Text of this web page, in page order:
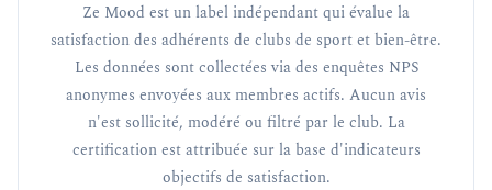
Ze Mood est un label indépendant qui évalue la
satisfaction des adhérents de clubs de sport et bien-être.
Les données sont collectées via des enquêtes NPS
anonymes envoyées aux membres actifs. Aucun avis
n'est sollicité, modéré ou filtré par le club. La
certification est attribuée sur la base d'indicateurs
objectifs de satisfaction.